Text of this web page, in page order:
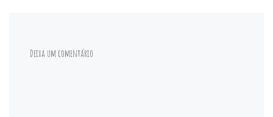
Deixa um comentário